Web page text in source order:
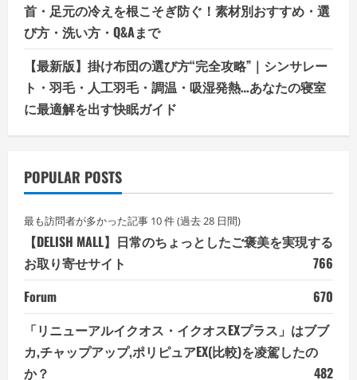
首・足元の冷えを根こそぎ防ぐ！素材別おすすめ・選
び方・洗い方・Q&Aまで
【最新版】掛け布団の選び方“完全攻略”｜シンサレー
ト・羽毛・人工羽毛・調温・吸湿発熱…あなたの寝室
に最適解を出す快眠ガイド
POPULAR POSTS
最も訪問者が多かった記事 10 件 (過去 28 日間)
【DELISH MALL】日常のちょっとしたご褒美を実現する
お取り寄せサイト
766
Forum
670
「リニューアルイクオス・イクオスEXプラス」はブブ
カ,チャップアップ,ポリピュアEX(比較)を凌駕したの
か？
482